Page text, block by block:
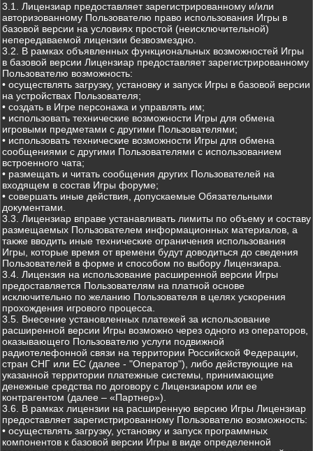
3.1. Лицензиар предоставляет зарегистрированному и/или
авторизованному Пользователю право использования Игры в
базовой версии на условиях простой (неисключительной)
непередаваемой лицензии безвозмездно.
3.2. В рамках объявленных функциональных возможностей Игры
в базовой версии Лицензиар предоставляет зарегистрированному
Пользователю возможность:
• осуществлять загрузку, установку и запуск Игры в базовой версии
на устройствах Пользователя;
• создать в Игре персонажа и управлять им;
• использовать технические возможности Игры для обмена
игровыми предметами с другими Пользователями;
• использовать технические возможности Игры для обмена
сообщениями с другими Пользователями с использованием
встроенного чата;
• размещать и читать сообщения других Пользователей на
входящем в состав Игры форуме;
• совершать иные действия, допускаемые Обязательными
документами.
3.3. Лицензиар вправе устанавливать лимиты по объему и составу
размещаемых Пользователем информационных материалов, а
также вводить иные технические ограничения использования
Игры, которые время от времени будут доводиться до сведения
Пользователей в форме и способом по выбору Лицензиара.
3.4. Лицензия на использование расширенной версии Игры
предоставляется Пользователям на платной основе
исключительно по желанию Пользователя в целях ускорения
прохождения игрового процесса.
3.5. Внесение установленных платежей за использование
расширенной версии Игры возможно через одного из операторов,
оказывающего Пользователю услуги подвижной
радиотелефонной связи на территории Российской Федерации,
стран СНГ или ЕС (далее - "Оператор"), либо действующие на
указанной территории платежные системы, принимающие
денежные средства по договору с Лицензиаром или ее
контрагентом (далее – «Партнер»).
3.6. В рамках лицензии на расширенную версию Игры Лицензиар
предоставляет зарегистрированному Пользователю возможность:
• осуществлять загрузку, установку и запуск программных
компонентов к базовой версии Игры в виде определенной